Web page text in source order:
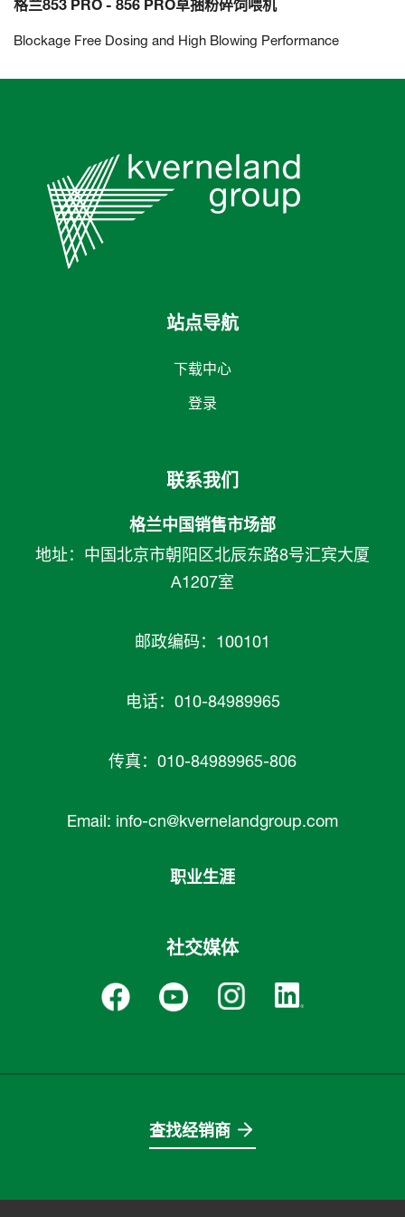
格兰853 PRO - 856 PRO草捆粉碎饲喂机
Blockage Free Dosing and High Blowing Performance
站点导航
下载中心
登录
联系我们
格兰中国销售市场部
地址：中国北京市朝阳区北辰东路8号汇宾大厦
A1207室
邮政编码：100101
电话：010-84989965
传真：010-84989965-806
Email: info-cn@kvernelandgroup.com
职业生涯
社交媒体
查找经销商